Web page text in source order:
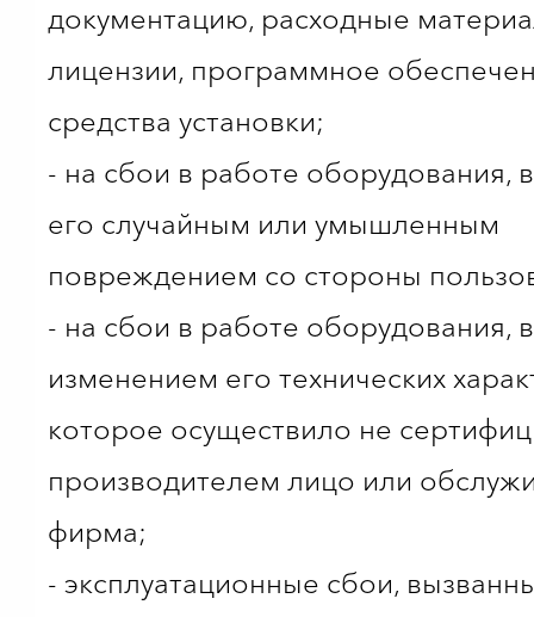
документацию, расходные
лицензии, программное
средства установки;
- на сбои в работе оборудования,
его случайным или умышленным
повреждением со стороны
- на сбои в работе оборудования,
изменением его технических
которое осуществило не
производителем лицо или
фирма;
- эксплуатационные сбои,